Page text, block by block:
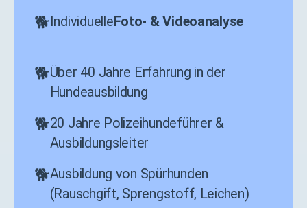
IndividuelleFoto- & Videoanalyse
Über 40 Jahre Erfahrung in der
Hundeausbildung
20 Jahre Polizeihundeführer &
Ausbildungsleiter
Ausbildung von Spürhunden
(Rauschgift, Sprengstoff, Leichen)